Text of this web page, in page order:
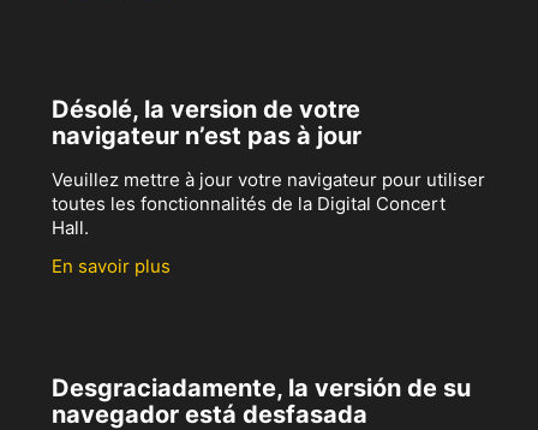
Désolé, la version de votre
navigateur n’est pas à jour
Veuillez mettre à jour votre navigateur pour utiliser
toutes les fonctionnalités de la Digital Concert
Hall.
En savoir plus
Desgraciadamente, la versión de su
navegador está desfasada